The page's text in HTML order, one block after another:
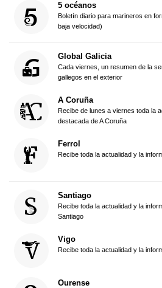
5 océanos
Boletín diario para marineros en
baja velocidad)
Global Galicia
Cada viernes, un resumen de la
gallegos en el exterior
A Coruña
Recibe de lunes a viernes toda la
destacada de A Coruña
Ferrol
Recibe toda la actualidad y la
Santiago
Recibe toda la actualidad y la
Santiago
Vigo
Recibe toda la actualidad y la
Ourense